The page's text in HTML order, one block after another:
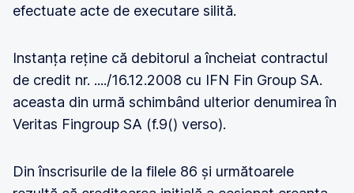
efectuate acte de executare silită.
Instanța reține că debitorul a încheiat contractul
de credit nr. ..../16.12.2008 cu IFN Fin Group SA.
aceasta din urmă schimbând ulterior denumirea în
Veritas Fingroup SA (f.9() verso).
Din înscrisurile de la filele 86 și următoarele